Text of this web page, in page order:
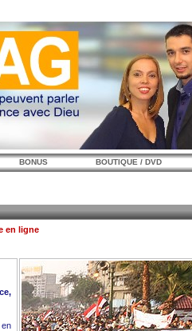
BONUS BOUTIQUE / DVD
en ligne
en